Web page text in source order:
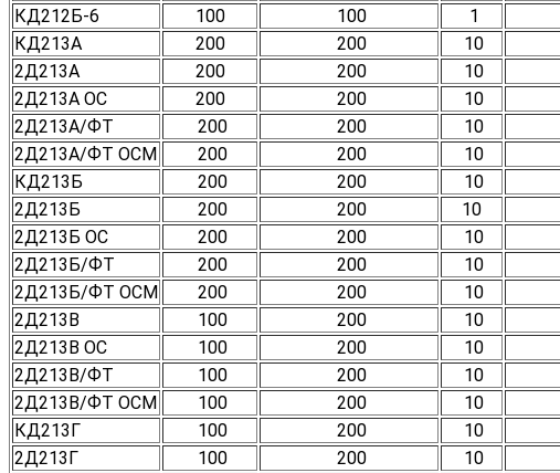
КД212Б-6
100 100 1
КД213А
200 200 10
2Д213А
200 200 10
2Д213А ОС
200 200 10
2Д213А/ФТ
200 200 10
2Д213А/ФТ ОСМ
200 200 10
КД213Б
200 200 10
2Д213Б
200 200 10
2Д213Б ОС
200 200 10
2Д213Б/ФТ
200 200 10
2Д213Б/ФТ ОСМ
200 200 10
2Д213В
100 200 10
2Д213В ОС
100 200 10
2Д213В/ФТ
100 200 10
2Д213В/ФТ ОСМ
100 200 10
КД213Г
100 200 10
2Д213Г
100 200 10